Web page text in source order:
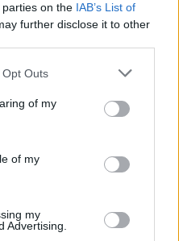
on the IAB’s List of
further disclose it to other
Outs
of my
of my
my
Advertising.
σήραγγα 40
στη Λιθουανία για τη